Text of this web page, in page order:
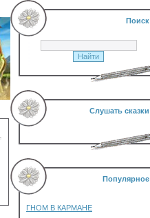
Поиск
Слушать сказки
Популярное
ГНОМ В КАРМАНЕ